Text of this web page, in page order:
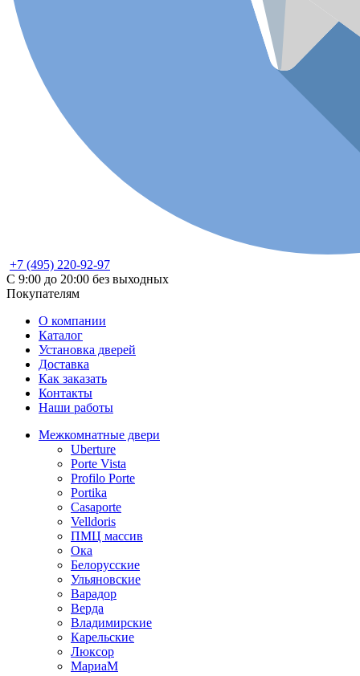
+7 (495) 220-92-97
С 9:00 до 20:00 без выходных
Покупателям
О компании
Каталог
Установка дверей
Доставка
Как заказать
Контакты
Наши работы
Межкомнатные двери
Uberture
Porte Vista
Profilo Porte
Portika
Casaporte
Velldoris
ПМЦ массив
Ока
Белорусские
Ульяновские
Варадор
Верда
Владимирские
Карельские
Люксор
МариаМ